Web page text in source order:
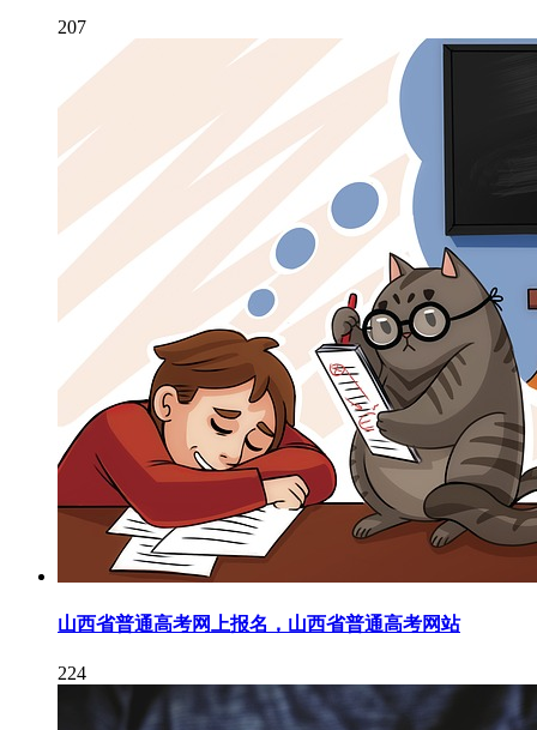
207
山西省普通高考网上报名，山西省普通高考网站
224